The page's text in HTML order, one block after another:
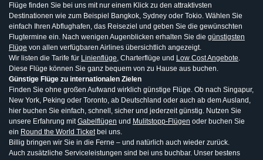
Flüge finden Sie bei uns mit nur einem Klick zu den attraktivsten
Destinationen wie zum Beispiel Bangkok, Sydney oder Tokio. Wählen Sie
einfach Ihren Abflughafen, das Reiseziel und geben Sie die gewünschten
Flugtermine ein. Nach wenigen Augenblicken erhalten Sie die günstigsten
Flüge von allen verfügbaren Airlines übersichtlich angezeigt.
Wir listen die Tarife für Linienflüge, Charterflüge und Low Cost Angebote.
Diese Flüge können Sie ganz bequem von zu Hause aus buchen.
Günstige Flüge zu internationalen Zielen
Finden Sie ohne großen Aufwand wirklich günstige Flüge. Ob nach Singapur,
New York, Peking oder Toronto, ab Deutschland oder auch ab dem Ausland,
hier buchen Sie einfach, schnell, sicher und jederzeit günstig. Nutzen Sie
unsere Erfahrung mitGabelflügen und Mulitstopp-Flügen oder buchen Sie
ein Round the World Ticketbei uns.
Billig bringen wir Sie in die Ferne – und natürlich auch wieder zurück.
Auch zusätzliche Serviceleistungen sind bei uns buchbar. Unser bestens